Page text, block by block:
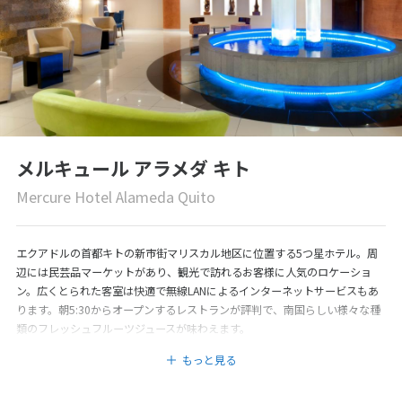
メルキュール アラメダ キト
Mercure Hotel Alameda Quito
エクアドルの首都キトの新市街マリスカル地区に位置する5つ星ホテル。周
辺には民芸品マーケットがあり、観光で訪れるお客様に人気のロケーショ
ン。広くとられた客室は快適で無線LANによるインターネットサービスもあ
ります。朝5:30からオープンするレストランが評判で、南国らしい様々な種
類のフレッシュフルーツジュースが味わえます。
もっと見る